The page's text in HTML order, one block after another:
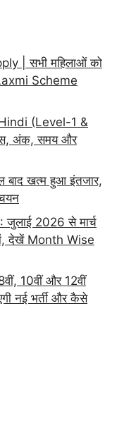
| सभी महिलाओं को
Scheme
(Level-1 &
अंक, समय और
बाद खत्म हुआ इंतजार,
चयन
2026 से मार्च
देखें Month Wise
10वीं और 12वीं
नई भर्ती और कैसे